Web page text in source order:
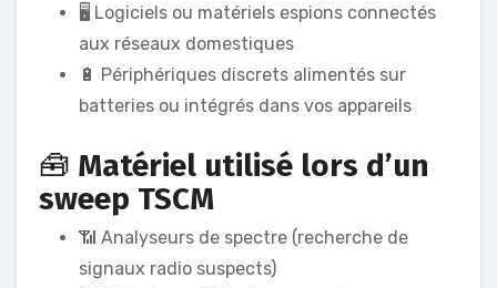
🖥️ Logiciels ou matériels espions connectés
aux réseaux domestiques
🔋 Périphériques discrets alimentés sur
batteries ou intégrés dans vos appareils
🧰 Matériel utilisé lors d’un
sweep TSCM
📶 Analyseurs de spectre (recherche de
signaux radio suspects)